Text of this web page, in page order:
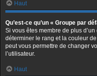
Haut
Qu’est-ce qu’un « Groupe par
Si vous êtes membre de plus
déterminer le rang et la couleur
peut vous permettre de changer
l’utilisateur.
Haut